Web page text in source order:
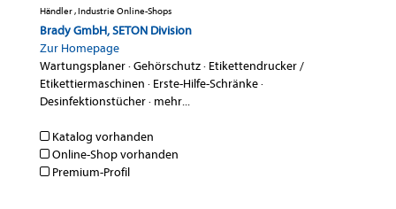
Händler , Industrie Online-Shops
Brady GmbH, SETON Division
Zur Homepage
Wartungsplaner·Gehörschutz· Etikettendrucker /
Etikettiermaschinen · Erste-Hilfe-Schränke·
Desinfektionstücher· mehr...
Katalog vorhanden
Online-Shop vorhanden
Premium-Profil